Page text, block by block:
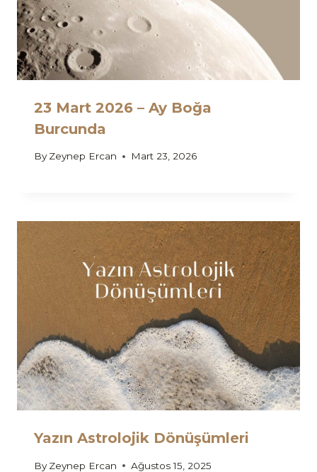
23 Mart 2026 – Ay Boğa
Burcunda
By Zeynep Ercan Mart 23, 2026
Yazın Astrolojik Dönüşümleri
By Zeynep Ercan Ağustos 15, 2025